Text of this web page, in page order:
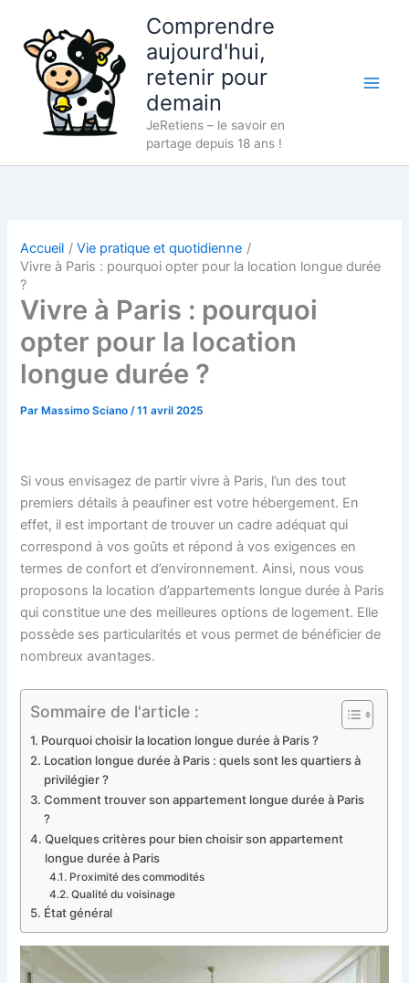
contenu
Comprendre
aujourd'hui,
retenir pour
demain
JeRetiens – le savoir en
partage depuis 18 ans !
Accueil
Vie pratique et quotidienne
Vivre à Paris : pourquoi opter pour la location longue durée
?
Vivre à Paris : pourquoi
opter pour la location
longue durée ?
Par Massimo Sciano/11 avril 2025
Si vous envisagez de partir vivre à Paris, l’un des tout
premiers détails à peaufiner est votre hébergement. En
effet, il est important de trouver un cadre adéquat qui
correspond à vos goûts et répond à vos exigences en
termes de confort et d’environnement. Ainsi, nous vous
proposons la location d’appartements longue durée à Paris
qui constitue une des meilleures options de logement. Elle
possède ses particularités et vous permet de bénéficier de
nombreux avantages.
Sommaire de l'article :
Pourquoi choisir la location longue durée à Paris ?
Location longue durée à Paris : quels sont les quartiers à
privilégier ?
Comment trouver son appartement longue durée à Paris
?
Quelques critères pour bien choisir son appartement
longue durée à Paris
Proximité des commodités
Qualité du voisinage
État général